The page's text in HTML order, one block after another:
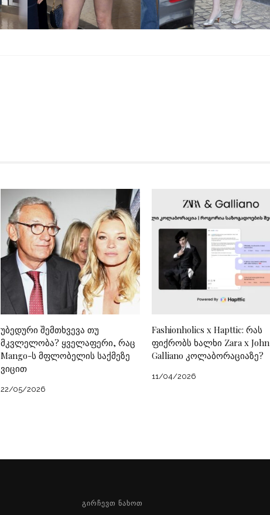
უბედური შემთხვევა თუ
მკვლელობა? ყველაფერი, რაც
Mango-ს მფლობელის საქმეზე
ვიცით
22/05/2026
Fashionholics x Hapttic: რას
ფიქრობს ხალხი Zara x John
Galliano კოლაბორაციაზე?
11/04/2026
ᲒᲘᲠᲩᲔᲕᲗ ᲜᲐᲮᲝᲗ